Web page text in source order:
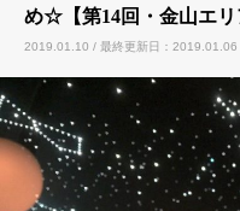
め☆【第14回・金山エリ
2019.01.10 / 最終更新日：2019.01.06